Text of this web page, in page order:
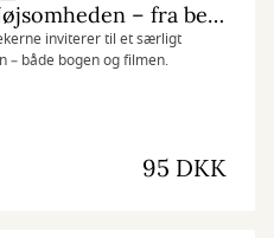
Kom til særvisning: Nøjsomheden – fra bestseller til biografoplevelse
inviterer til et særligt
– både bogen og filmen.
95 DKK